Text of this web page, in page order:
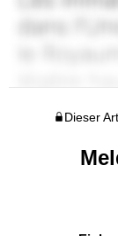
Dieser